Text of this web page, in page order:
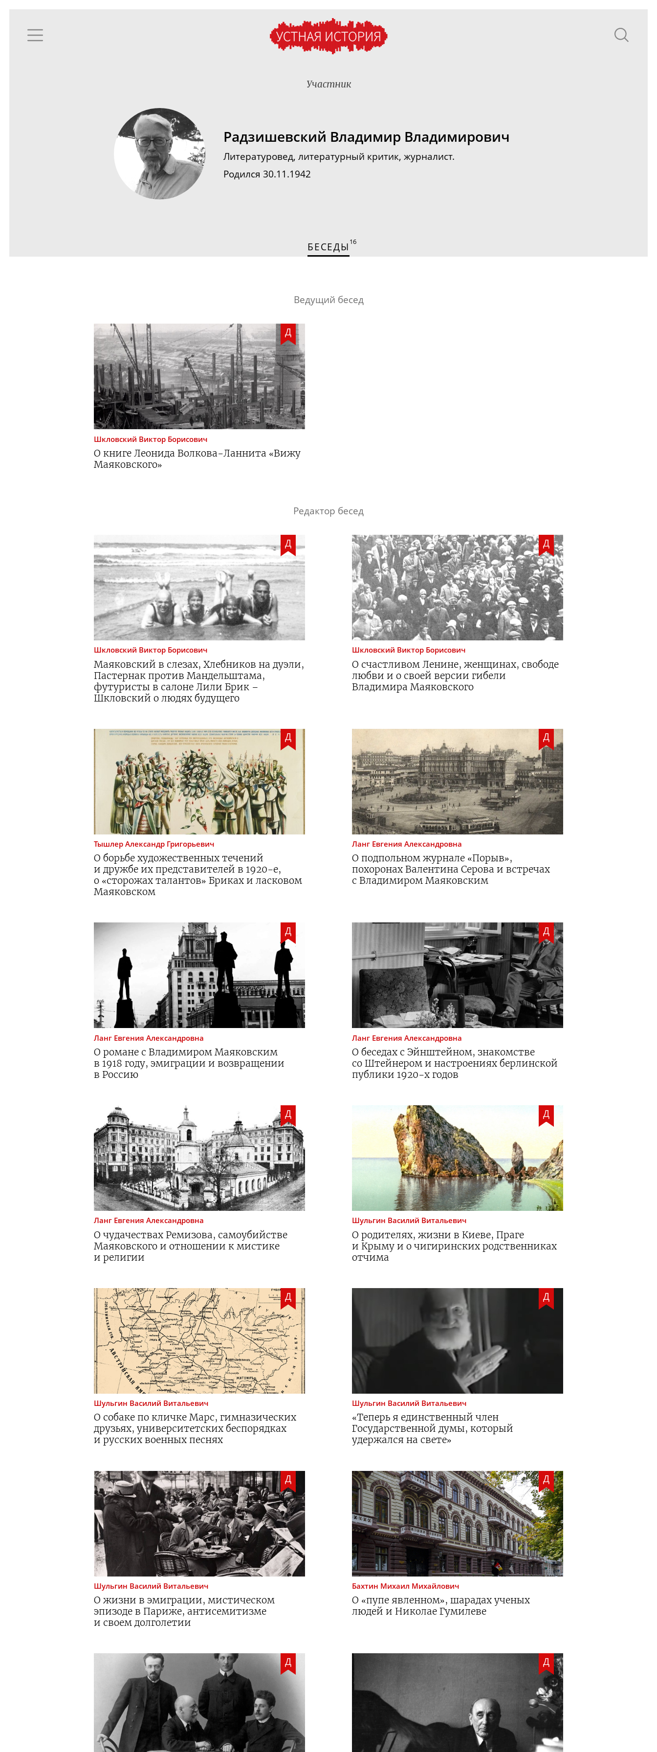
Участник
Радзишевский Владимир Владимирович
Литературовед, литературный критик, журналист.
Родился 30.11.1942
БЕСЕДЫ 16
Ведущий бесед
Д
Шкловский Виктор Борисович
О книге Леонида Волкова-Ланнита «Вижу
Маяковского»
Редактор бесед
Д
Шкловский Виктор Борисович
Маяковский в слезах, Хлебников на дуэли,
Пастернак против Мандельштама,
футуристы в салоне Лили Брик –
Шкловский о людях будущего
Д
Шкловский Виктор Борисович
О счастливом Ленине, женщинах, свободе
любви и о своей версии гибели
Владимира Маяковского
Д
ТышлерАлександр Григорьевич
О борьбе художественных течений
и дружбе их представителей в 1920-е,
о «сторожах талантов» Бриках и ласковом
Маяковском
Д
Ланг Евгения Александровна
О подпольном журнале «Порыв»,
похоронах Валентина Серова и встречах
с Владимиром Маяковским
Д
Ланг Евгения Александровна
О романе с Владимиром Маяковским
в 1918 году, эмиграции и возвращении
в Россию
Д
Ланг Евгения Александровна
О беседах с Эйнштейном, знакомстве
со Штейнером и настроениях берлинской
публики 1920-х годов
Д
Ланг Евгения Александровна
О чудачествах Ремизова, самоубийстве
Маяковского и отношении к мистике
и религии
Д
Шульгин Василий Витальевич
О родителях, жизни в Киеве, Праге
и Крыму и о чигиринских родственниках
отчима
Д
Шульгин Василий Витальевич
О собаке по кличке Марс, гимназических
друзьях, университетских беспорядках
и русских военных песнях
Д
Шульгин Василий Витальевич
«Теперь я единственный член
Государственной думы, который
удержался на свете»
Д
Шульгин Василий Витальевич
О жизни в эмиграции, мистическом
эпизоде в Париже, антисемитизме
и своем долголетии
Д
Бахтин Михаил Михайлович
О «пупе явленном», шарадах ученых
людей и Николае Гумилеве
Д Д